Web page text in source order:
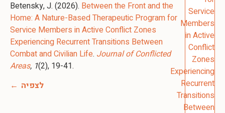
Betensky, J. (2026). Between the Front and the
Home: A Nature-Based Therapeutic Program for
Service Members in Active Conflict Zones
Experiencing Recurrent Transitions Between
Combat and Civilian Life. Journal of Conflicted
Areas, 1(2), 19-41.
לצפיה